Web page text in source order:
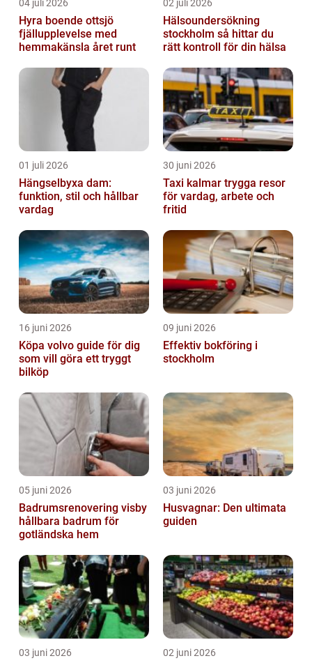
04 juli 2026
Hyra boende ottsjö
fjällupplevelse med
hemmakänsla året runt
02 juli 2026
Hälsoundersökning
stockholm så hittar du
rätt kontroll för din hälsa
01 juli 2026
Hängselbyxa dam:
funktion, stil och hållbar
vardag
30 juni 2026
Taxi kalmar trygga resor
för vardag, arbete och
fritid
16 juni 2026
Köpa volvo guide för dig
som vill göra ett tryggt
bilköp
09 juni 2026
Effektiv bokföring i
stockholm
05 juni 2026
Badrumsrenovering visby
hållbara badrum för
gotländska hem
03 juni 2026
Husvagnar: Den ultimata
guiden
03 juni 2026 02 juni 2026